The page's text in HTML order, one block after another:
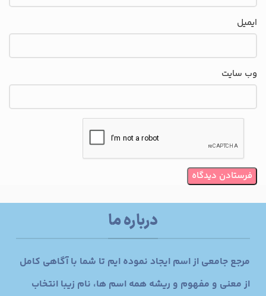
ایمیل
وب‌ سایت
درباره ما
مرجع جامعی از اسم ایجاد نموده ایم تا شما با آگاهی کامل
از معنی و مفهوم و ریشه همه اسم ها، نام زیبا انتخاب